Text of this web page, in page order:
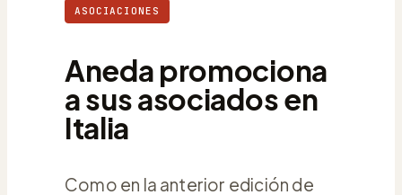
ASOCIACIONES
Aneda promociona
a sus asociados en
Italia
Como en la anterior edición de